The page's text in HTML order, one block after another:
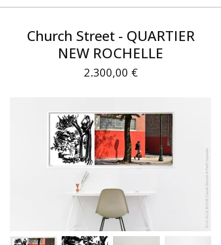
Church Street - QUARTIER
NEW ROCHELLE
2.300,00 €